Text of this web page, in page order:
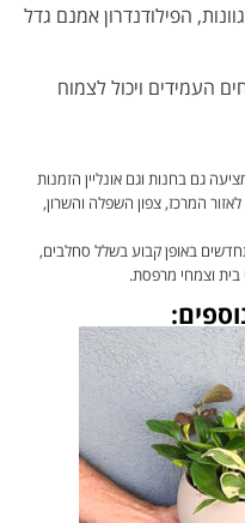
הפילודנדרון אמנם גדל
העמידים ויכול לצמוח
גם בחנות וגם אונליין הזמנות
המרכז, צפון השפלה והשרון,
באופן קבוע בשלל סחלבים,
בית וצמחי מרפסת.